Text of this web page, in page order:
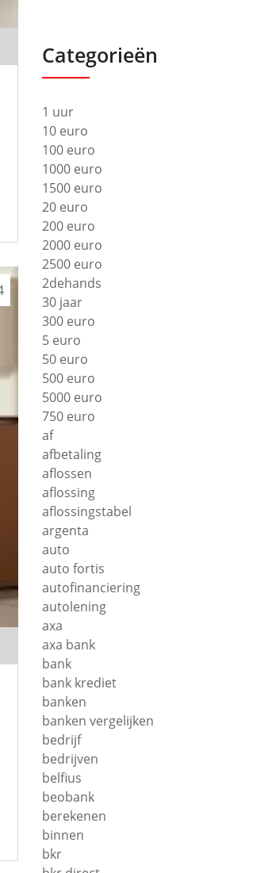
Categorieën
1 uur
10 euro
100 euro
1000 euro
1500 euro
20 euro
200 euro
2000 euro
2500 euro
2dehands
30 jaar
300 euro
5 euro
50 euro
500 euro
5000 euro
750 euro
af
afbetaling
aflossen
aflossing
aflossingstabel
argenta
auto
auto fortis
autofinanciering
autolening
axa
axa bank
bank
bank krediet
banken
banken vergelijken
bedrijf
bedrijven
belfius
beobank
berekenen
binnen
bkr